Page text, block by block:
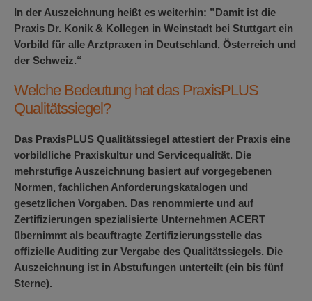
In der Auszeichnung heißt es weiterhin: ”Damit ist die
Praxis Dr. Konik & Kollegen in Weinstadt bei Stuttgart ein
Vorbild für alle Arztpraxen in Deutschland, Österreich und
der Schweiz.“
Welche Bedeutung hat das PraxisPLUS
Qualitätssiegel?
Das PraxisPLUS Qualitätssiegel attestiert der Praxis eine
vorbildliche Praxiskultur und Servicequalität. Die
mehrstufige Auszeichnung basiert auf vorgegebenen
Normen, fachlichen Anforderungskatalogen und
gesetzlichen Vorgaben. Das renommierte und auf
Zertifizierungen spezialisierte Unternehmen ACERT
übernimmt als beauftragte Zertifizierungsstelle das
offizielle Auditing zur Vergabe des Qualitätssiegels. Die
Auszeichnung ist in Abstufungen unterteilt (ein bis fünf
Sterne).